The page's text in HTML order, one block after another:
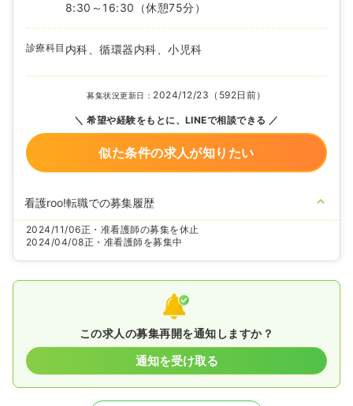
8:30～16:30
（休憩75分）
診療科目 内科、循環器内科、小児科
募集状況更新日： 2024/12/23（592日前）
希望や経験をもとに、LINEで相談できる
似た条件の求人が知りたい
看護roo!転職での募集履歴
2024/11/06正・准看護師の募集を休止
2024/04/08正・准看護師を募集中
この求人の募集再開を通知しますか？
通知を受け取る